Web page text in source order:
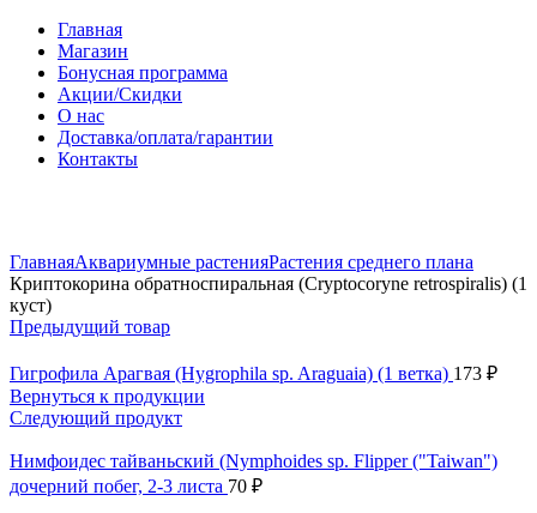
Главная
Магазин
Бонусная программа
Акции/Скидки
О нас
Доставка/оплата/гарантии
Контакты
ГлавнаяАквариумные растенияРастения среднего плана
Криптокорина обратноспиральная (Cryptocoryne retrospiralis) (1
куст)
Предыдущий товар
Гигрофила Арагвая (Hygrophila sp. Araguaia) (1 ветка) 173 ₽
Вернуться к продукции
Следующий продукт
Нимфоидес тайваньский (Nymphoides sp. Flipper ("Taiwan")
дочерний побег, 2-3 листа 70 ₽